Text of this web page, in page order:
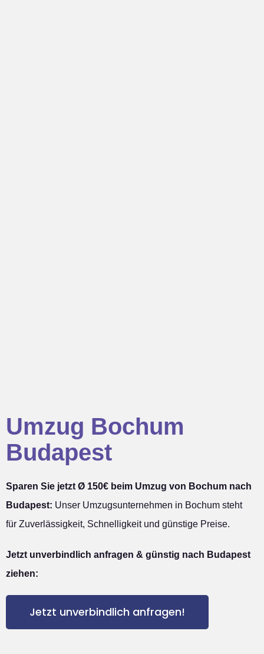
Umzug Bochum
Budapest
Sparen Sie jetzt Ø 150€ beim Umzug von Bochum nach
Budapest: Unser Umzugsunternehmen in Bochum steht
für Zuverlässigkeit, Schnelligkeit und günstige Preise.
Jetzt unverbindlich anfragen & günstig nach Budapest
ziehen:
Jetzt unverbindlich anfragen!